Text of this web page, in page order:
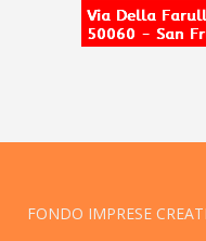
FONDO IMPRESE